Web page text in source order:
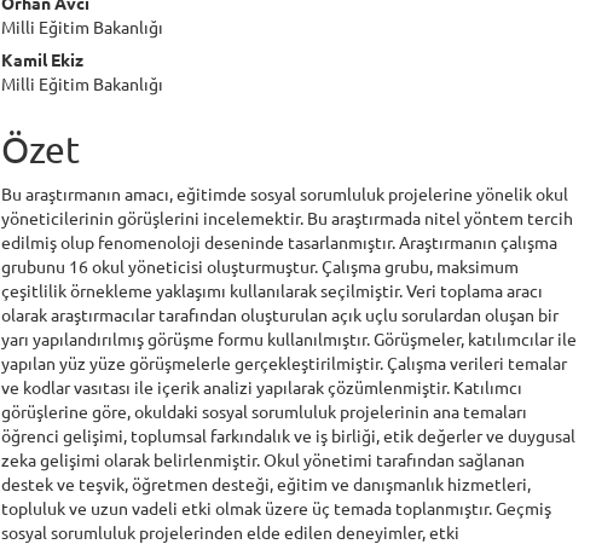
Milli Eğitim Bakanlığı
Kamil Ekiz
Milli Eğitim Bakanlığı
Özet
Bu araştırmanın amacı, eğitimde sosyal sorumluluk projelerine yönelik okul
yöneticilerinin görüşlerini incelemektir. Bu araştırmada nitel yöntem tercih
edilmiş olup fenomenoloji deseninde tasarlanmıştır. Araştırmanın çalışma
grubunu 16 okul yöneticisi oluşturmuştur. Çalışma grubu, maksimum
çeşitlilik örnekleme yaklaşımı kullanılarak seçilmiştir. Veri toplama aracı
olarak araştırmacılar tarafından oluşturulan açık uçlu sorulardan oluşan bir
yarı yapılandırılmış görüşme formu kullanılmıştır. Görüşmeler, katılımcılar ile
yapılan yüz yüze görüşmelerle gerçekleştirilmiştir. Çalışma verileri temalar
ve kodlar vasıtası ile içerik analizi yapılarak çözümlenmiştir. Katılımcı
görüşlerine göre, okuldaki sosyal sorumluluk projelerinin ana temaları
öğrenci gelişimi, toplumsal farkındalık ve iş birliği, etik değerler ve duygusal
zeka gelişimi olarak belirlenmiştir. Okul yönetimi tarafından sağlanan
destek ve teşvik, öğretmen desteği, eğitim ve danışmanlık hizmetleri,
topluluk ve uzun vadeli etki olmak üzere üç temada toplanmıştır. Geçmiş
sosyal sorumluluk projelerinden elde edilen deneyimler, etki